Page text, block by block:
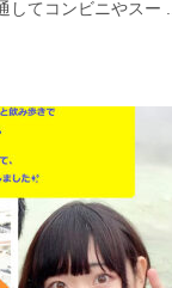
てコンビニやスー ...